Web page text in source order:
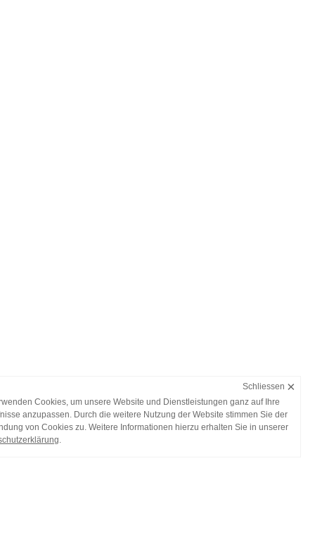
Schliessen ×
Cookies, um unsere Website und Dienstleistungen ganz auf Ihre
anzupassen. Durch die weitere Nutzung der Website stimmen Sie der
von Cookies zu. Weitere Informationen hierzu erhalten Sie in unserer
.